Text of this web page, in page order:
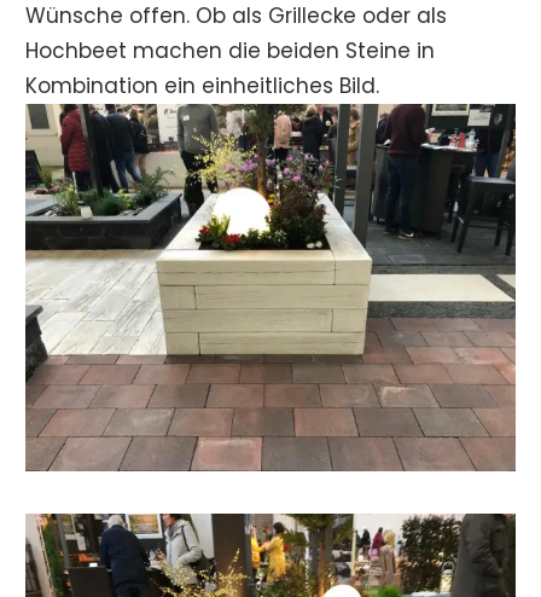
Wünsche offen. Ob als Grillecke oder als
Hochbeet machen die beiden Steine in
Kombination ein einheitliches Bild.